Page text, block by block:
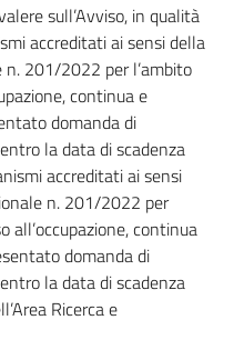
sull’Avviso, in qualità
accreditati ai sensi della
n. 201/2022 per l’ambito
continua e
domanda di
la data di scadenza
accreditati ai sensi
n. 201/2022 per
all’occupazione, continua
domanda di
la data di scadenza
Ricerca e